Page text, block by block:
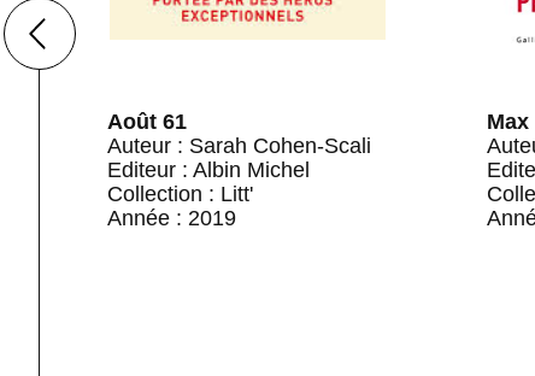
Août 61
Auteur : Sarah Cohen-Scali
Editeur : Albin Michel
Collection : Litt'
Année : 2019
Max